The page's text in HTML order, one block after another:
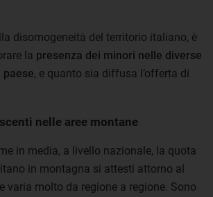
disomogeneità del territorio italiano, è
la presenza dei minori nelle diverse
paese, e quanto sia diffusa l’offerta di
nelle aree montane
in media, a livello nazionale, la quota
in montagna si attesti attorno al
varia molto da regione a regione. Sono